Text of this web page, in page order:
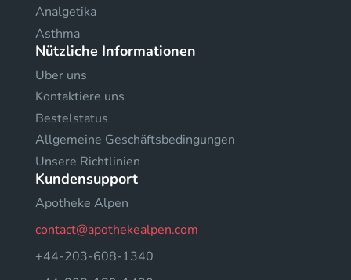
Analgetika
Asthma
Nützliche Informationen
Uber uns
Kontaktiere uns
Bestelstatus
Allgemeine Geschäftsbedingungen
Unsere Richtlinien
Kundensupport
Apotheke Alpen
contact@apothekealpen.com
+44-203-608-1340